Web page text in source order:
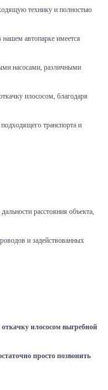
технику и полностью
нашем автопарке имеется
насосами, различными
илососом, благодаря
транспорта и
расстояния объекта,
и задействованных
илососом выгребной
просто позвонить